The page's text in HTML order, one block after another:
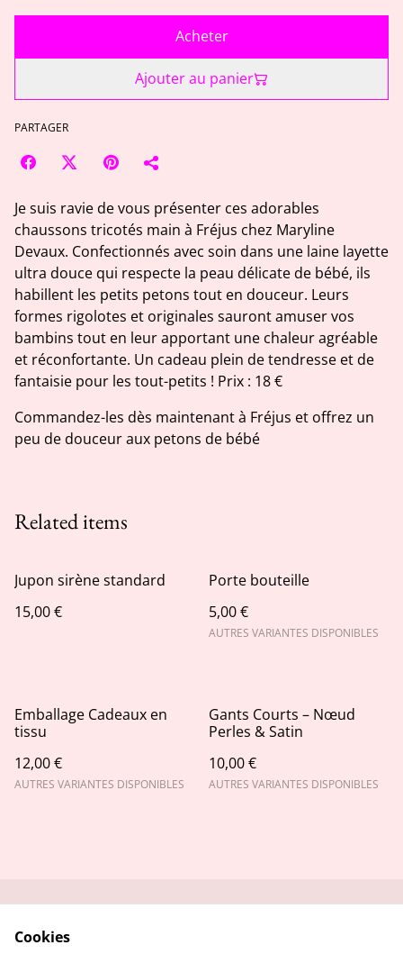
Acheter
Ajouter au panier
PARTAGER
Je suis ravie de vous présenter ces adorables
chaussons tricotés main à Fréjus chez Maryline
Devaux. Confectionnés avec soin dans une laine layette
ultra douce qui respecte la peau délicate de bébé, ils
habillent les petits petons tout en douceur. Leurs
formes rigolotes et originales sauront amuser vos
bambins tout en leur apportant une chaleur agréable
et réconfortante. Un cadeau plein de tendresse et de
fantaisie pour les tout-petits ! Prix : 18 €
Commandez-les dès maintenant à Fréjus et offrez un
peu de douceur aux petons de bébé
Related items
Jupon sirène standard
15,00 €
Porte bouteille
5,00 €
AUTRES VARIANTES DISPONIBLES
Emballage Cadeaux en
tissu
12,00 €
AUTRES VARIANTES DISPONIBLES
Gants Courts – Nœud
Perles & Satin
10,00 €
AUTRES VARIANTES DISPONIBLES
Cookies